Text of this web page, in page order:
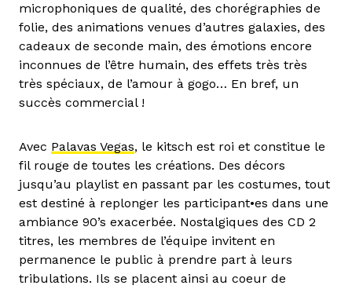
microphoniques de qualité, des chorégraphies de
folie, des animations venues d’autres galaxies, des
cadeaux de seconde main, des émotions encore
inconnues de l’être humain, des effets très très
très spéciaux, de l’amour à gogo… En bref, un
succès commercial !
Avec Palavas Vegas, le kitsch est roi et constitue le
fil rouge de toutes les créations. Des décors
jusqu’au playlist en passant par les costumes, tout
est destiné à replonger les participant•es dans une
ambiance 90’s exacerbée. Nostalgiques des CD 2
titres, les membres de l’équipe invitent en
permanence le public à prendre part à leurs
tribulations. Ils se placent ainsi au coeur de